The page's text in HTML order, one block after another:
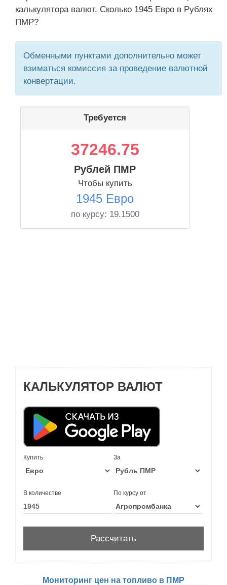
калькулятора валют. Сколько 1945 Евро в Рублях
ПМР?
Обменными пунктами дополнительно может
взиматься комиссия за проведение валютной
конвертации.
Требуется
37246.75
Рублей ПМР
Чтобы купить
1945 Евро
по курсу: 19.1500
КАЛЬКУЛЯТОР ВАЛЮТ
Купить За
В количестве По курсу от
Мониторинг цен на топливо в ПМР